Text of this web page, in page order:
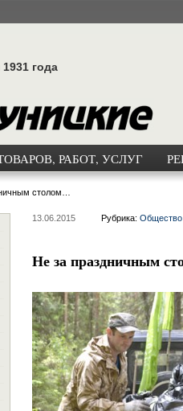
года
РАБОТ, УСЛУГ
столом…
13.06.2015 Рубрика: Общество
Не за праздничным